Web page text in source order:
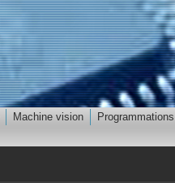
Machine vision